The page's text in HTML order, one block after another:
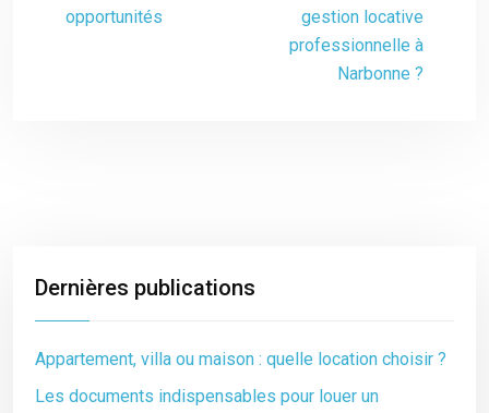
opportunités
gestion locative
professionnelle à
Narbonne ?
Dernières publications
Appartement, villa ou maison : quelle location choisir ?
Les documents indispensables pour louer un